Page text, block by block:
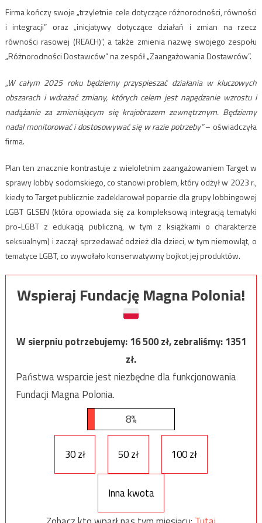
Firma kończy swoje „trzyletnie cele dotyczące różnorodności, równości
i integracji” oraz „inicjatywy dotyczące działań i zmian na rzecz
równości rasowej (REACH)”, a także zmienia nazwę swojego zespołu
„Różnorodności Dostawców” na zespół „Zaangażowania Dostawców”.
„W całym 2025 roku będziemy przyspieszać działania w kluczowych
obszarach i wdrażać zmiany, których celem jest napędzanie wzrostu i
nadążanie za zmieniającym się krajobrazem zewnętrznym. Będziemy
nadal monitorować i dostosowywać się w razie potrzeby”– oświadczyła
firma.
Plan ten znacznie kontrastuje z wieloletnim zaangażowaniem Target w
sprawy lobby sodomskiego, co stanowi problem, który odżył w 2023 r.,
kiedy to Target publicznie zadeklarował poparcie dla grupy lobbingowej
LGBT GLSEN (która opowiada się za kompleksową integracją tematyki
pro-LGBT z edukacją publiczną, w tym z książkami o charakterze
seksualnym) i zaczął sprzedawać odzież dla dzieci, w tym niemowląt, o
tematyce LGBT, co wywołało konserwatywny bojkot jej produktów.
Wspieraj Fundację Magna Polonia!
W sierpniu potrzebujemy:16 500zł, zebraliśmy:1351
zł.
Państwa wsparcie jest niezbędne dla funkcjonowania
Fundacji Magna Polonia.
8%
30 zł 50 zł 100 zł
Inna kwota